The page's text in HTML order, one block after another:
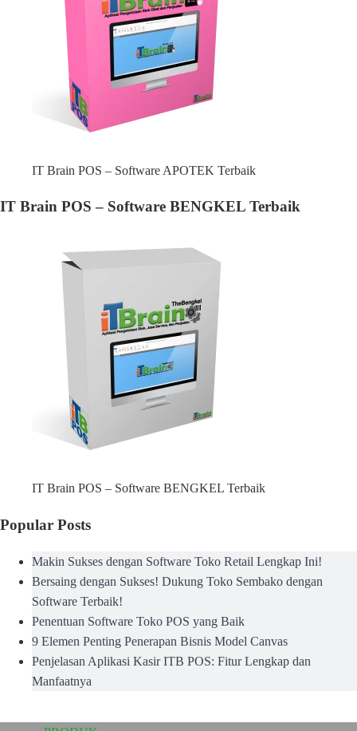
IT Brain POS – Software APOTEK Terbaik
IT Brain POS – Software BENGKEL Terbaik
IT Brain POS – Software BENGKEL Terbaik
Popular Posts
Makin Sukses dengan Software Toko Retail Lengkap Ini!
Bersaing dengan Sukses! Dukung Toko Sembako dengan
Software Terbaik!
Penentuan Software Toko POS yang Baik
9 Elemen Penting Penerapan Bisnis Model Canvas
Penjelasan Aplikasi Kasir ITB POS: Fitur Lengkap dan
Manfaatnya